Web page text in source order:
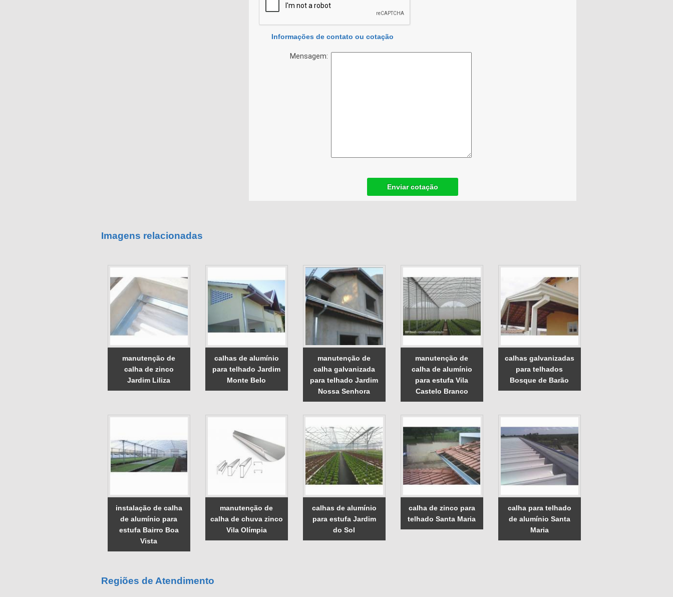
Informações de contato ou cotação
Mensagem:
Enviar cotação
Imagens relacionadas
manutenção de
calha de zinco
Jardim Liliza
calhas de alumínio
para telhado Jardim
Monte Belo
manutenção de
calha galvanizada
para telhado Jardim
Nossa Senhora
manutenção de
calha de alumínio
para estufa Vila
Castelo Branco
calhas galvanizadas
para telhados
Bosque de Barão
instalação de calha
de alumínio para
estufa Bairro Boa
Vista
manutenção de
calha de chuva zinco
Vila Olímpia
calhas de alumínio
para estufa Jardim
do Sol
calha de zinco para
telhado Santa Maria
calha para telhado
de alumínio Santa
Maria
Regiões de Atendimento